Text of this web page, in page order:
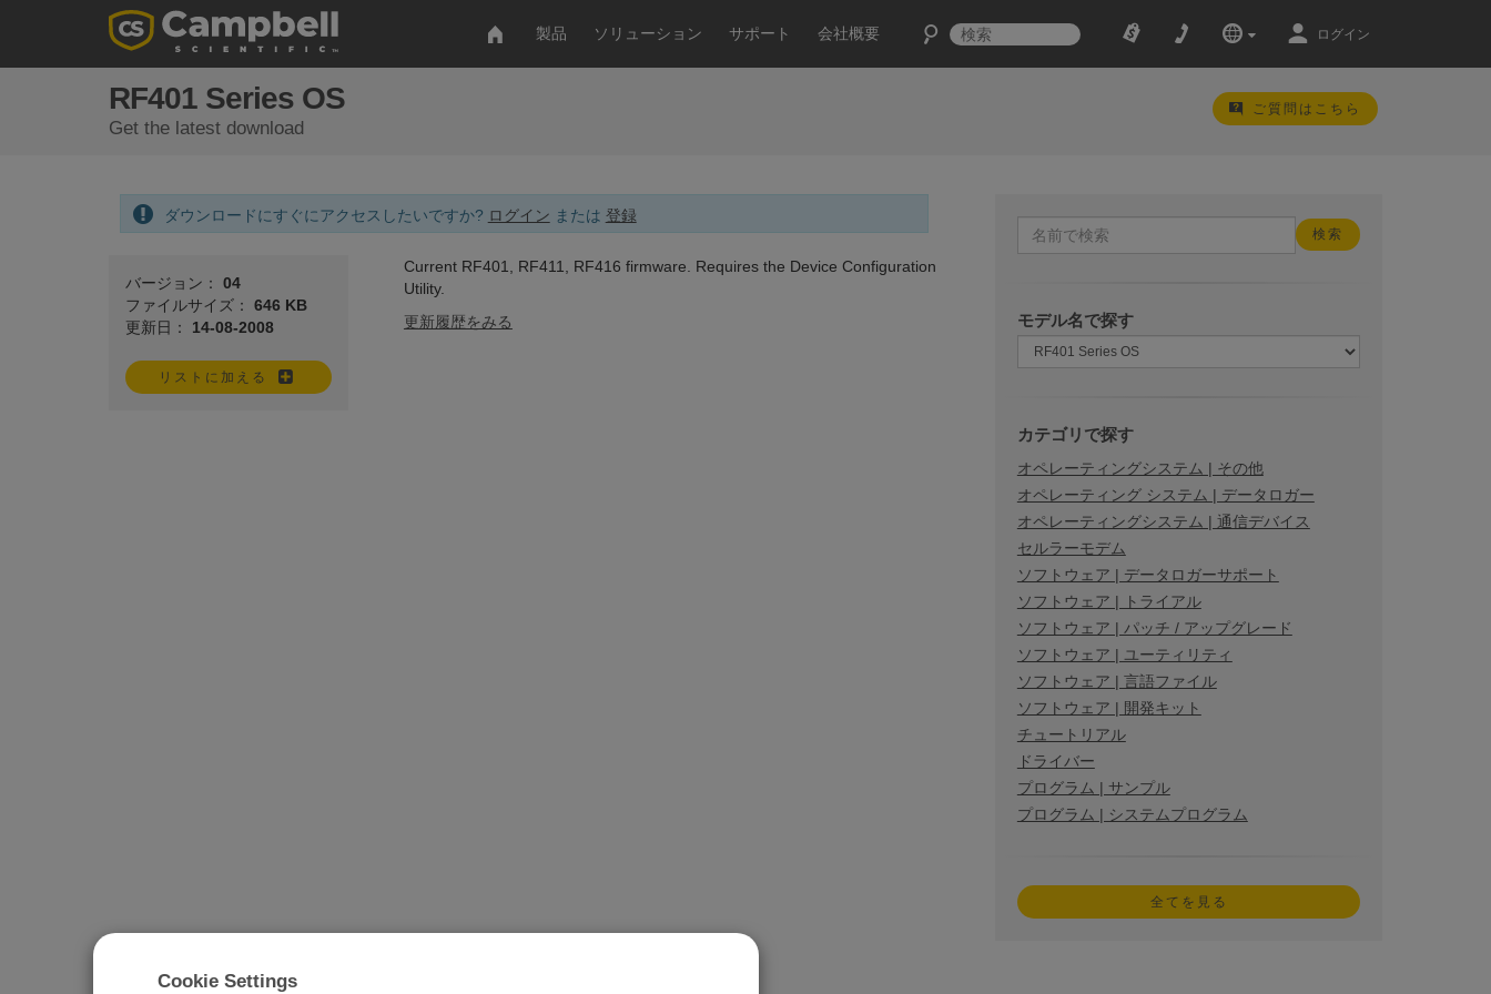
製品 ソリューション サポート 会社概要 ログイン
RF401 Series OS
Get the latest download
ご質問はこちら
モデル名で探す
カテゴリで探す
オペレーティングシステム | その他
オペレーティング システム | データロガー
オペレーティングシステム | 通信デバイス
セルラーモデム
ソフトウェア | データロガーサポート
ソフトウェア | トライアル
ソフトウェア | パッチ / アップグレード
ソフトウェア | ユーティリティ
ソフトウェア | 言語ファイル
ソフトウェア | 開発キット
チュートリアル
ドライバー
プログラム | サンプル
プログラム | システムプログラム
全てを見る
ダウンロードにすぐにアクセスしたいですか? ログイン または 登録
バージョン： 04
ファイルサイズ： 646 KB
更新日： 14-08-2008
リストに加える
Current RF401, RF411, RF416 firmware. Requires the Device Configuration
Utility.
更新履歴をみる
Cookie Settings